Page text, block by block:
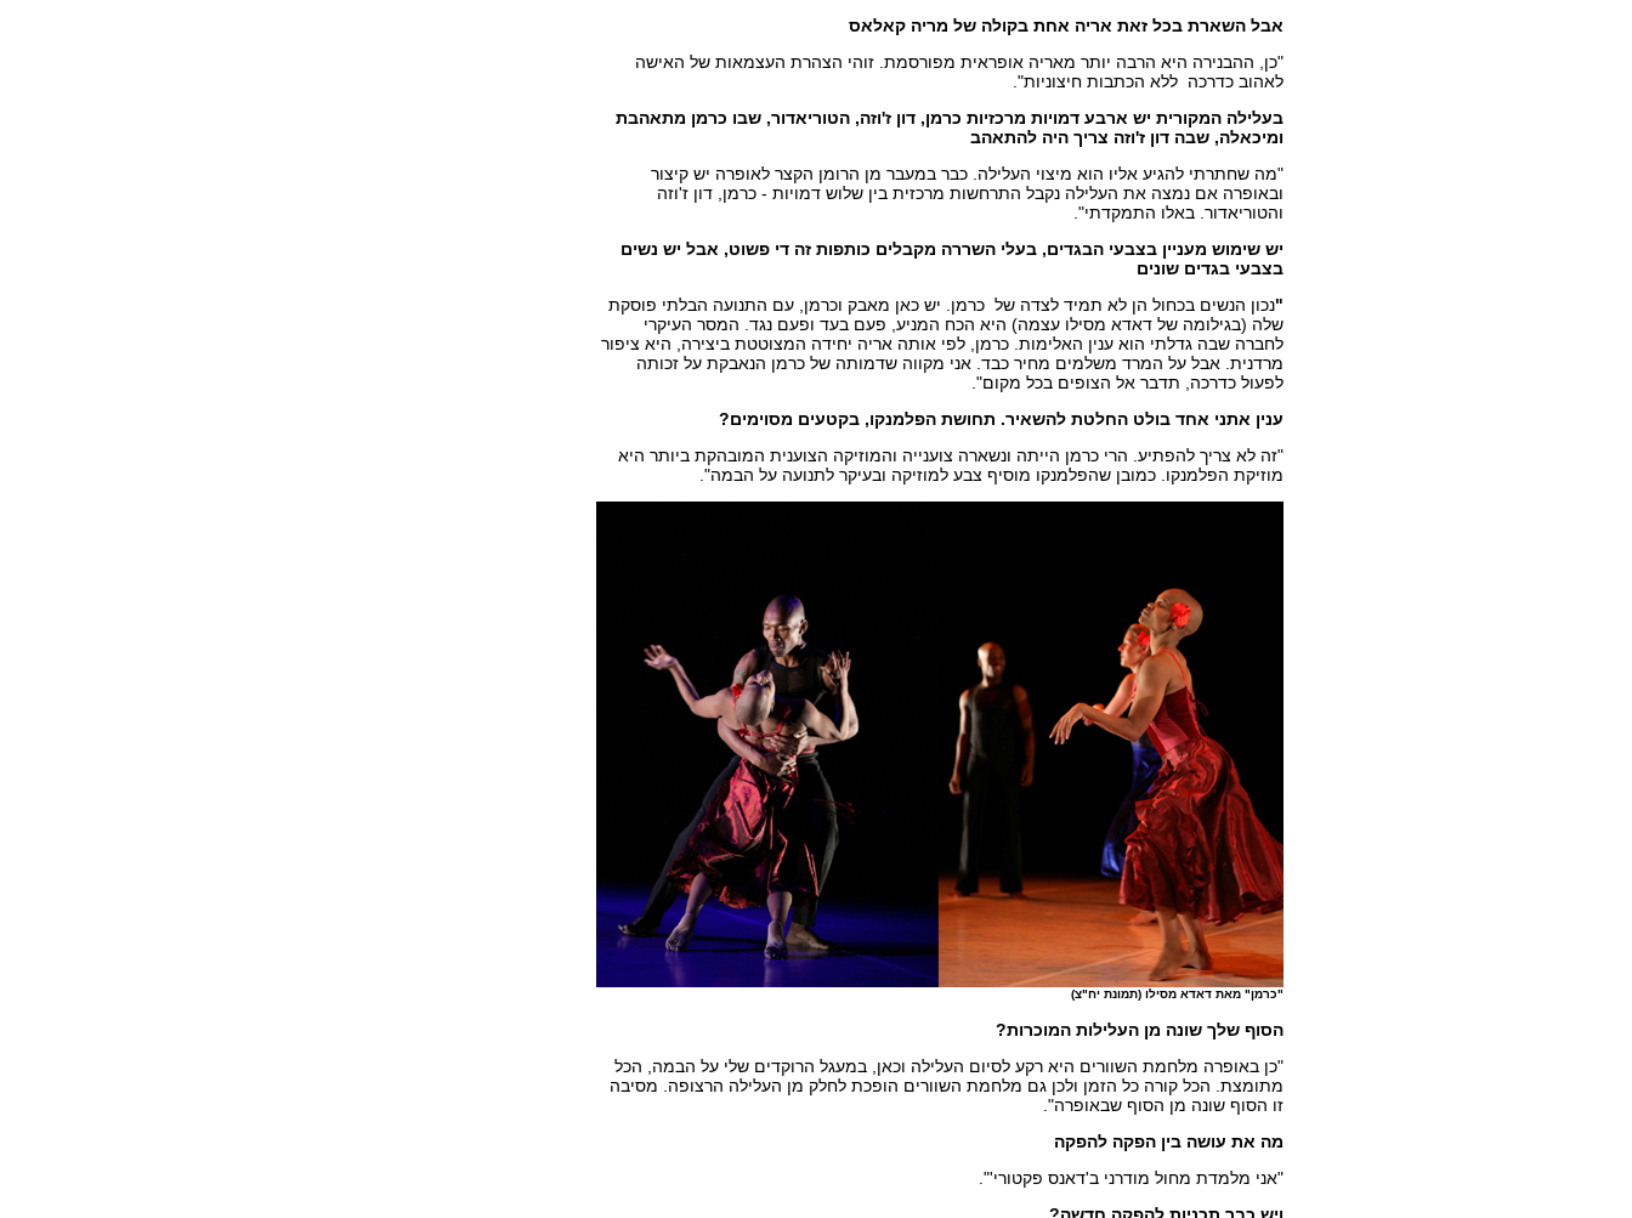
אבל השארת בכל זאת אריה אחת בקולה של מריה קאלאס
"כן, ההבנירה היא הרבה יותר מאריה אופראית מפורסמת. זוהי הצהרת העצמאות של האישה
לאהוב כדרכה ללא הכתבות חיצוניות".
בעלילה המקורית יש ארבע דמויות מרכזיות כרמן, דון ז'וזה, הטוריאדור, שבו כרמן מתאהבת
ומיכאלה, שבה דון ז'וזה צריך היה להתאהב
"מה שחתרתי להגיע אליו הוא מיצוי העלילה. כבר במעבר מן הרומן הקצר לאופרה יש קיצור
ובאופרה אם נמצה את העלילה נקבל התרחשות מרכזית בין שלוש דמויות - כרמן, דון ז'וזה
והטוריאדור. באלו התמקדתי".
יש שימוש מעניין בצבעי הבגדים, בעלי השררה מקבלים כותפות זה די פשוט, אבל יש נשים
בצבעי בגדים שונים
"נכון הנשים בכחול הן לא תמיד לצדה של כרמן. יש כאן מאבק וכרמן, עם התנועה הבלתי פוסקת
שלה (בגילומה של דאדא מסילו עצמה) היא הכח המניע, פעם בעד ופעם נגד. המסר העיקרי
לחברה שבה גדלתי הוא ענין האלימות. כרמן, לפי אותה אריה יחידה המצוטטת ביצירה, היא ציפור
מרדנית. אבל על המרד משלמים מחיר כבד. אני מקווה שדמותה של כרמן הנאבקת על זכותה
לפעול כדרכה, תדבר אל הצופים בכל מקום".
ענין אתני אחד בולט החלטת להשאיר. תחושת הפלמנקו, בקטעים מסוימים?
"זה לא צריך להפתיע. הרי כרמן הייתה ונשארה צוענייה והמוזיקה הצוענית המובהקת ביותר היא
מוזיקת הפלמנקו. כמובן שהפלמנקו מוסיף צבע למוזיקה ובעיקר לתנועה על הבמה".
"כרמן" מאת דאדא מסילו (תמונת יח"צ)
הסוף שלך שונה מן העלילות המוכרות?
"כן באופרה מלחמת השוורים היא רקע לסיום העלילה וכאן, במעגל הרוקדים שלי על הבמה, הכל
מתומצת. הכל קורה כל הזמן ולכן גם מלחמת השוורים הופכת לחלק מן העלילה הרצופה. מסיבה
זו הסוף שונה מן הסוף שבאופרה".
מה את עושה בין הפקה להפקה
"אני מלמדת מחול מודרני ב'דאנס פקטורי'".